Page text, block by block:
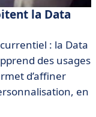
la Data
: la Data
des usages
d’affiner
en